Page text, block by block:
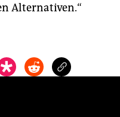
Alternativen.“